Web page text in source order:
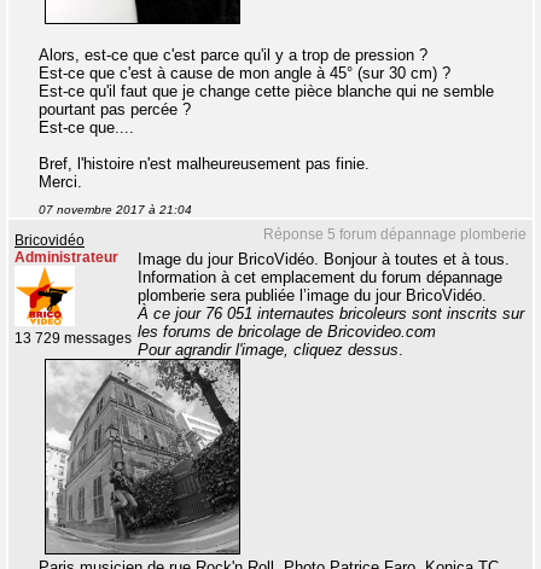
Alors, est-ce que c'est parce qu'il y a trop de pression ?
Est-ce que c'est à cause de mon angle à 45° (sur 30 cm) ?
Est-ce qu'il faut que je change cette pièce blanche qui ne semble
pourtant pas percée ?
Est-ce que....
Bref, l'histoire n'est malheureusement pas finie.
Merci.
07 novembre 2017 à 21:04
Réponse 5 forum dépannage plomberie
Bricovidéo
Administrateur
13 729 messages
Image du jour BricoVidéo. Bonjour à toutes et à tous.
Information à cet emplacement du forum dépannage
plomberie sera publiée l’image du jour BricoVidéo.
À ce jour 76 051 internautes bricoleurs sont inscrits sur
les forums de bricolage de Bricovideo.com
Pour agrandir l'image, cliquez dessus.